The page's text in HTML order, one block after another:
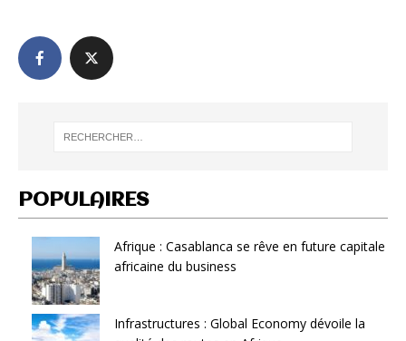
POPULAIRES
Afrique : Casablanca se rêve en future capitale
africaine du business
Infrastructures : Global Economy dévoile la